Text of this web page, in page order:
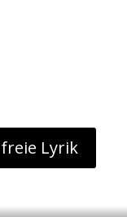
freie Lyrik